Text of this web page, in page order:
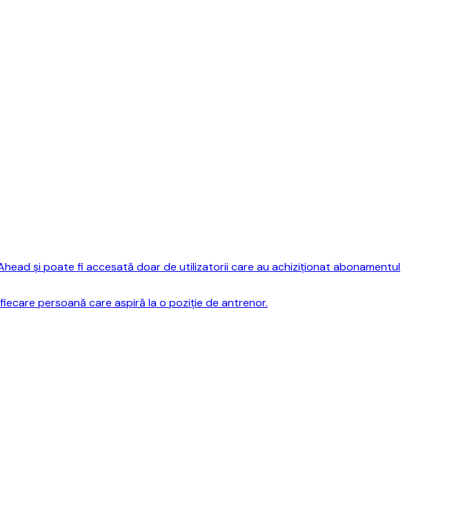
și poate fi accesată doar de utilizatorii care au achiziționat abonamentul
persoană care aspiră la o poziție de antrenor.